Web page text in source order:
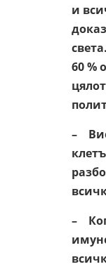
и
60 %
–
–